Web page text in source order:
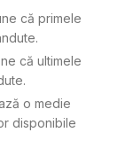
că primele
că ultimele
o medie
disponibile